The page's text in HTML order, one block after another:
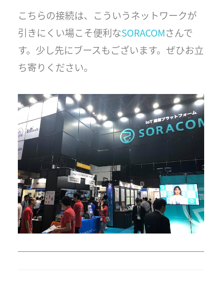
こちらの接続は、こういうネットワークが
引きにくい場こそ便利なSORACOMさんで
す。少し先にブースもございます。ぜひお立
ち寄りください。